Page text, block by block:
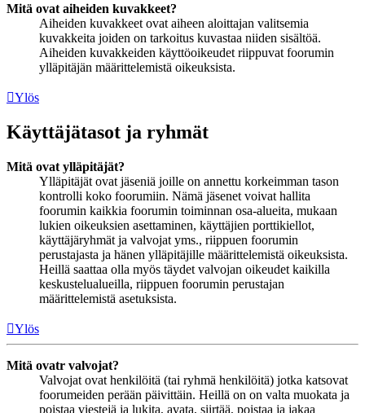
Mitä ovat aiheiden kuvakkeet?
Aiheiden kuvakkeet ovat aiheen aloittajan valitsemia
kuvakkeita joiden on tarkoitus kuvastaa niiden sisältöä.
Aiheiden kuvakkeiden käyttöoikeudet riippuvat foorumin
ylläpitäjän määrittelemistä oikeuksista.
Ylös
Käyttäjätasot ja ryhmät
Mitä ovat ylläpitäjät?
Ylläpitäjät ovat jäseniä joille on annettu korkeimman tason
kontrolli koko foorumiin. Nämä jäsenet voivat hallita
foorumin kaikkia foorumin toiminnan osa-alueita, mukaan
lukien oikeuksien asettaminen, käyttäjien porttikiellot,
käyttäjäryhmät ja valvojat yms., riippuen foorumin
perustajasta ja hänen ylläpitäjille määrittelemistä oikeuksista.
Heillä saattaa olla myös täydet valvojan oikeudet kaikilla
keskustelualueilla, riippuen foorumin perustajan
määrittelemistä asetuksista.
Ylös
Mitä ovatr valvojat?
Valvojat ovat henkilöitä (tai ryhmä henkilöitä) jotka katsovat
foorumeiden perään päivittäin. Heillä on on valta muokata ja
poistaa viestejä ja lukita, avata, siirtää, poistaa ja jakaa